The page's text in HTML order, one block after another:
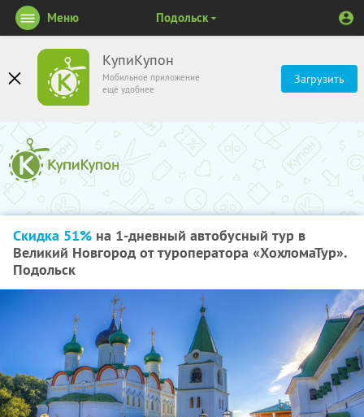
КупиКупон
Мобильное приложение
ещё удобнее
Загрузить
Меню Подольск
Скидка 51% на 1-дневный автобусный тур в
Великий Новгород от туроператора «ХохломаТур».
Подольск